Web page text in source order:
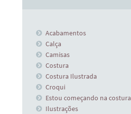
Acabamentos
Calça
Camisas
Costura
Costura Ilustrada
Croqui
Estou começando na costura
Ilustrações